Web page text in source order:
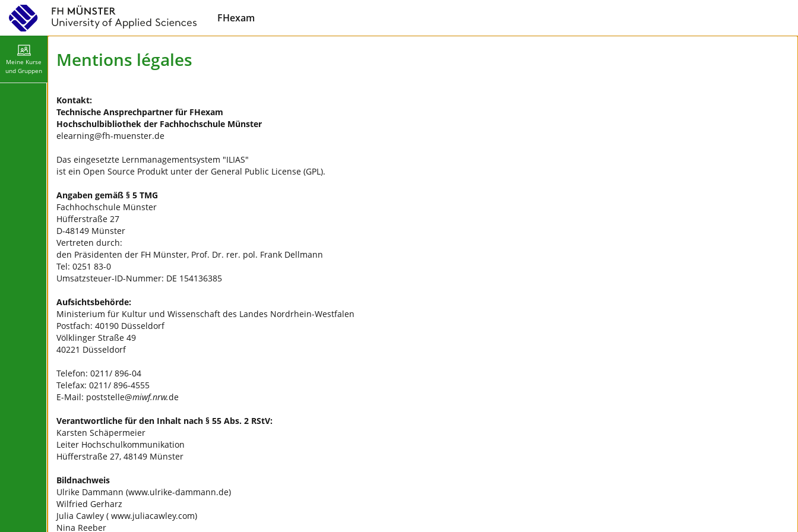
FHexam
Meine Kurse
und Gruppen
Mentions légales
Kontakt:
Technische Ansprechpartner für FHexam
Hochschulbibliothek der Fachhochschule Münster
elearning@fh-muenster.de
Das eingesetzte Lernmanagementsystem "ILIAS"
ist ein Open Source Produkt unter der General Public License (GPL).
Angaben gemäß § 5 TMG
Fachhochschule Münster
Hüfferstraße 27
D-48149 Münster
Vertreten durch:
den Präsidenten der FH Münster, Prof. Dr. rer. pol. Frank Dellmann
Tel: 0251 83-0
Umsatzsteuer-ID-Nummer: DE 154136385
Aufsichtsbehörde:
Ministerium für Kultur und Wissenschaft des Landes Nordrhein-Westfalen
Postfach: 40190 Düsseldorf
Völklinger Straße 49
40221 Düsseldorf
Telefon: 0211/ 896-04
Telefax: 0211/ 896-4555
E-Mail: poststelle@miwf.nrw.de
Verantwortliche für den Inhalt nach § 55 Abs. 2 RStV:
Karsten Schäpermeier
Leiter Hochschulkommunikation
Hüfferstraße 27, 48149 Münster
Bildnachweis
Ulrike Dammann (www.ulrike-dammann.de)
Wilfried Gerharz
Julia Cawley ( www.juliacawley.com)
Nina Reeber